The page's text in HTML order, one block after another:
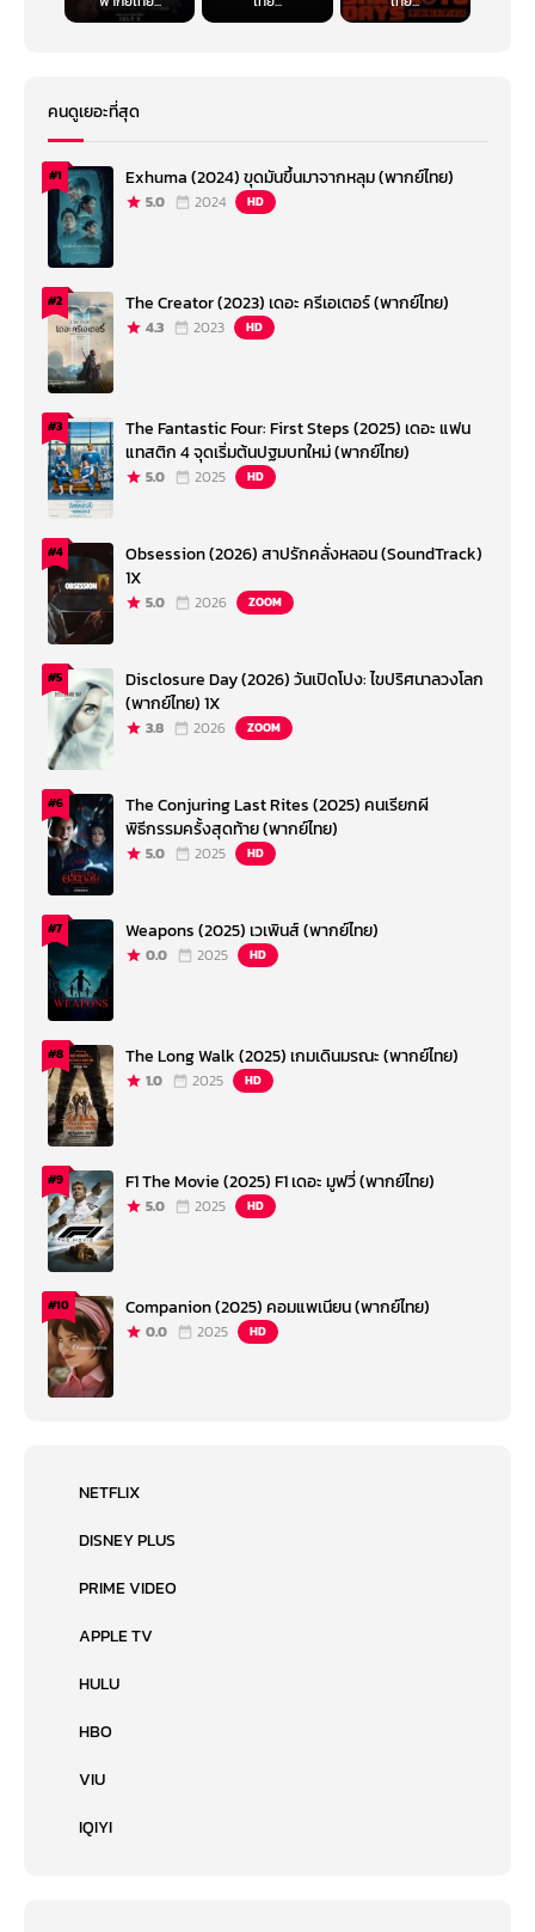
คนดูเยอะที่สุด
#1 Exhuma (2024) ขุดมันขึ้นมาจากหลุม (พากย์ไทย)
5.0 2024 HD
#2 The Creator (2023) เดอะ ครีเอเตอร์ (พากย์ไทย)
4.3 2023 HD
#3
The Fantastic Four: First Steps (2025) เดอะ แฟน
แทสติก 4 จุดเริ่มต้นปฐมบทใหม่ (พากย์ไทย)
5.0 2025 HD
#4
Obsession (2026) สาปรักคลั่งหลอน (SoundTrack)
1X
5.0 2026 ZOOM
#5
Disclosure Day (2026) วันเปิดโปง: ไขปริศนาลวงโลก
(พากย์ไทย) 1X
3.8 2026 ZOOM
#6
The Conjuring Last Rites (2025) คนเรียกผี
พิธีกรรมครั้งสุดท้าย (พากย์ไทย)
5.0 2025 HD
#7 Weapons (2025) เวเพินส์ (พากย์ไทย)
0.0 2025 HD
#8 The Long Walk (2025) เกมเดินมรณะ (พากย์ไทย)
1.0 2025 HD
#9 F1 The Movie (2025) F1 เดอะ มูฟวี่ (พากย์ไทย)
5.0 2025 HD
#10 Companion (2025) คอมแพเนียน (พากย์ไทย)
0.0 2025 HD
NETFLIX
DISNEY PLUS
PRIME VIDEO
APPLE TV
HULU
HBO
VIU
IQIYI